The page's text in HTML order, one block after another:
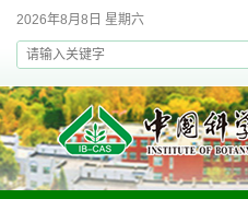
2026年8月8日 星期六